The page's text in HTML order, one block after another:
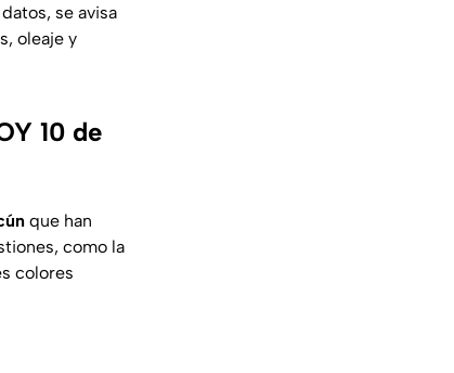
se avisa
oleaje y
10 de
que han
como la
colores